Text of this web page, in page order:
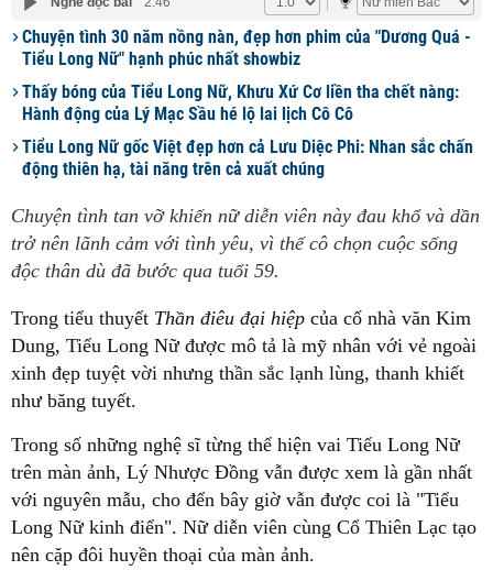
Chuyện tình 30 năm nồng nàn, đẹp hơn phim của "Dương Quá -
Tiểu Long Nữ" hạnh phúc nhất showbiz
Thấy bóng của Tiểu Long Nữ, Khưu Xứ Cơ liền tha chết nàng:
Hành động của Lý Mạc Sầu hé lộ lai lịch Cô Cô
Tiểu Long Nữ gốc Việt đẹp hơn cả Lưu Diệc Phi: Nhan sắc chấn
động thiên hạ, tài năng trên cả xuất chúng
Chuyện tình tan vỡ khiến nữ diễn viên này đau khổ và dần
trở nên lãnh cảm với tình yêu, vì thế cô chọn cuộc sống
độc thân dù đã bước qua tuổi 59.
Trong tiểu thuyết Thần điêu đại hiệp của cố nhà văn Kim
Dung, Tiểu Long Nữ được mô tả là mỹ nhân với vẻ ngoài
xinh đẹp tuyệt vời nhưng thần sắc lạnh lùng, thanh khiết
như băng tuyết.
Trong số những nghệ sĩ từng thể hiện vai Tiểu Long Nữ
trên màn ảnh, Lý Nhược Đồng vẫn được xem là gần nhất
với nguyên mẫu, cho đến bây giờ vẫn được coi là "Tiểu
Long Nữ kinh điển". Nữ diễn viên cùng Cổ Thiên Lạc tạo
nên cặp đôi huyền thoại của màn ảnh.